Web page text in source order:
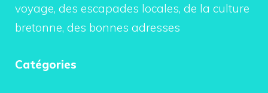
voyage, des escapades locales, de la culture
bretonne, des bonnes adresses
Catégories